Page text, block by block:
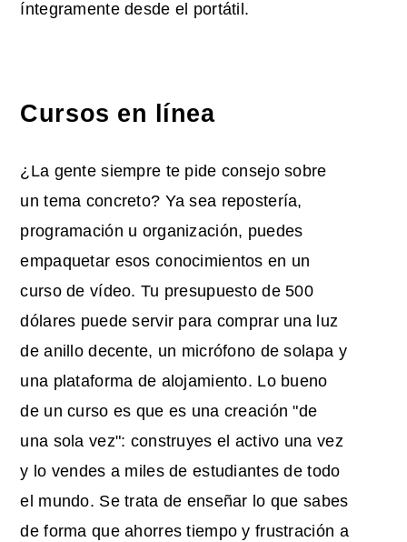
íntegramente desde el portátil.
Cursos en línea
¿La gente siempre te pide consejo sobre
un tema concreto? Ya sea repostería,
programación u organización, puedes
empaquetar esos conocimientos en un
curso de vídeo. Tu presupuesto de 500
dólares puede servir para comprar una luz
de anillo decente, un micrófono de solapa y
una plataforma de alojamiento. Lo bueno
de un curso es que es una creación "de
una sola vez": construyes el activo una vez
y lo vendes a miles de estudiantes de todo
el mundo. Se trata de enseñar lo que sabes
de forma que ahorres tiempo y frustración a